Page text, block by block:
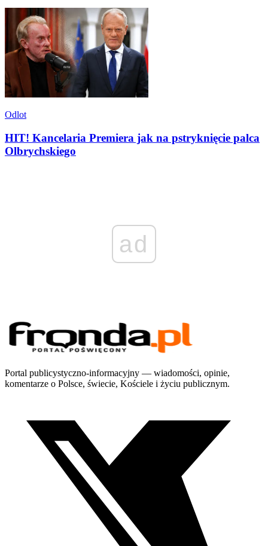
Odlot
HIT! Kancelaria Premiera jak na pstryknięcie palca
Olbrychskiego
ad
Portal publicystyczno-informacyjny — wiadomości, opinie,
komentarze o Polsce, świecie, Kościele i życiu publicznym.